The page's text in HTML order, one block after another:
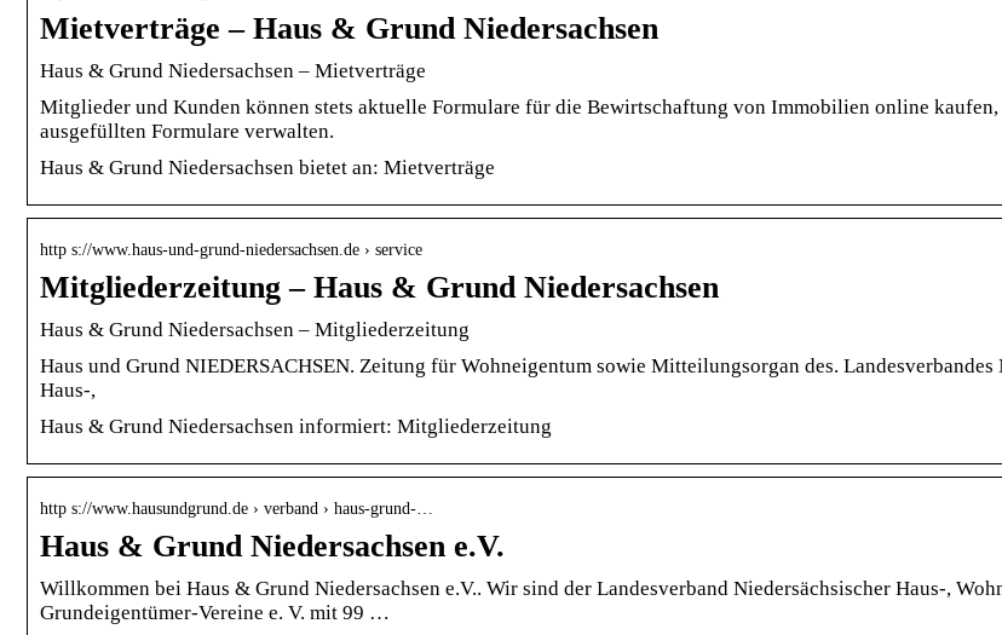
Mietverträge – Haus & Grund Niedersachsen
Haus & Grund Niedersachsen – Mietverträge
Mitglieder und Kunden können stets aktuelle Formulare für die Bewirtschaftung von Immobilien online
ausgefüllten Formulare verwalten.
Haus & Grund Niedersachsen bietet an: Mietverträge
http s://www.haus-und-grund-niedersachsen.de › service
Mitgliederzeitung – Haus & Grund Niedersachsen
Haus & Grund Niedersachsen – Mitgliederzeitung
Haus und Grund NIEDERSACHSEN. Zeitung für Wohneigentum sowie Mitteilungsorgan des. Landesverbandes
Haus-,
Haus & Grund Niedersachsen informiert: Mitgliederzeitung
http s://www.hausundgrund.de › verband › haus-grund-…
Haus & Grund Niedersachsen e.V.
Willkommen bei Haus & Grund Niedersachsen e.V.. Wir sind der Landesverband Niedersächsischer Haus-,
Grundeigentümer-Vereine e. V. mit 99 …